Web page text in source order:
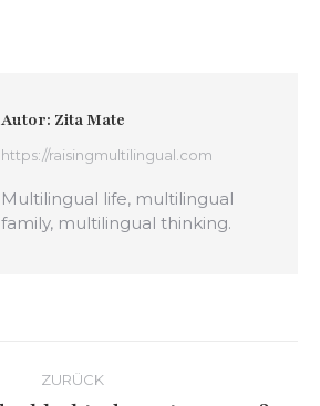
Autor: Zita Mate
https://raisingmultilingual.com
Multilingual life, multilingual
family, multilingual thinking.
ZURÜCK